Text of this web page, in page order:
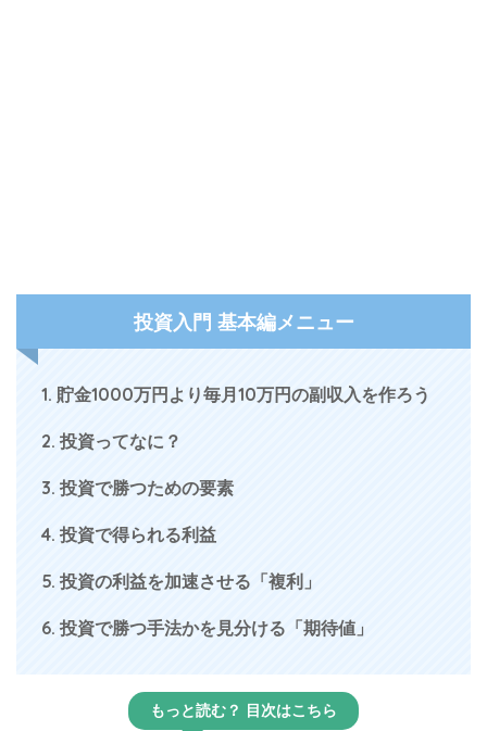
投資入門 基本編メニュー
1. 貯金1000万円より毎月10万円の副収入を作ろう
2. 投資ってなに？
3. 投資で勝つための要素
4. 投資で得られる利益
5. 投資の利益を加速させる「複利」
6. 投資で勝つ手法かを見分ける「期待値」
もっと読む？ 目次はこちら